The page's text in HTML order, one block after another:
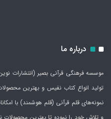
درباره ما
تولید انواع کتاب نفیس و بهترین
نمونه‌های قلم قرآنی (قلم هوشمند) با